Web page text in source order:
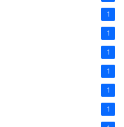
1
1
1
1
1
1